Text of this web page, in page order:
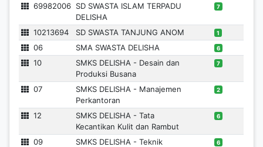
69982006 SD SWASTA ISLAM TERPADU
DELISHA
7
10213694 SD SWASTA TANJUNG ANOM 1
06 SMA SWASTA DELISHA 6
10
SMKS DELISHA - Desain dan
Produksi Busana
7
07
SMKS DELISHA - Manajemen
Perkantoran
2
12
SMKS DELISHA - Tata
Kecantikan Kulit dan Rambut
6
09
SMKS DELISHA - Teknik
6